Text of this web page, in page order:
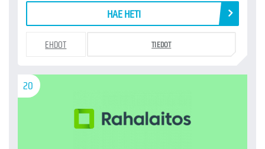
HAE HETI
EHDOT TIEDOT
20